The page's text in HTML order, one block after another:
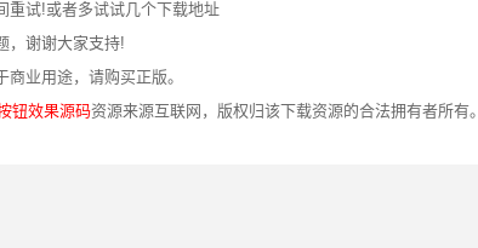
重试!或者多试试几个下载地址
，谢谢大家支持!
业用途，请购买正版。
钮效果源码资源来源互联网，版权归该下载资源的合法拥有者所有。